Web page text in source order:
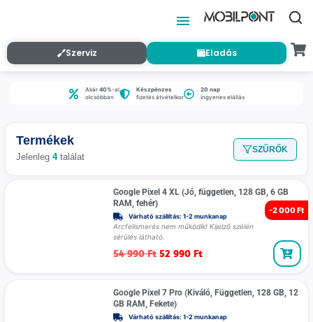
Szerviz Eladás
Akár40%-al
olcsóbban
Készpénzes
fizetés átvételkor
20 nap
ingyenes elállás
Termékek
Jelenleg 4találat
SZŰRŐK
-2 000 Ft
Google Pixel 4 XL (Jó, független, 128 GB, 6 GB
RAM, fehér)
Várható szállítás: 1-2 munkanap
Arcfelismerés nem működik! Kijelző szélén
sérülés látható.
54 990Ft 52 990 Ft
Google Pixel 7 Pro (Kiváló, Független, 128 GB, 12
GB RAM, Fekete)
Várható szállítás: 1-2 munkanap